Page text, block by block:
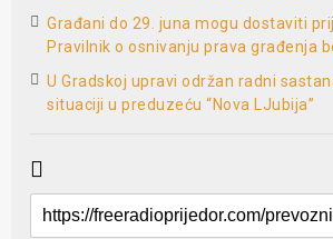
Građani do 29. juna mogu dostaviti
Pravilnik o osnivanju prava građenja
U Gradskoj upravi održan radni
situaciji u preduzeću “Nova LJubija”